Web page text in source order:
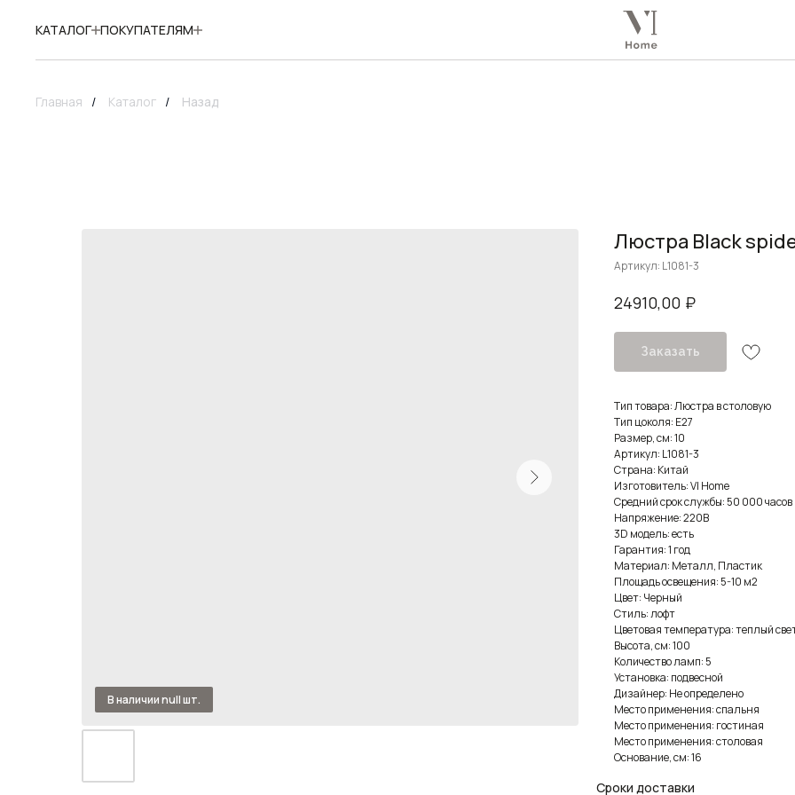
КАТАЛОГ ПОКУПАТЕЛЯМ
Главная / Каталог / Назад
Люстра Black
Артикул: L1081-3
24910,00 ₽
Заказать
Тип товара: Люстра в столовую
Тип цоколя: E27
Размер, см: 10
Артикул: L1081-3
Страна: Китай
Изготовитель: VI Home
Средний срок службы: 50 000 часов
Напряжение: 220В
3D модель: есть
Гарантия: 1 год
Материал: Металл, Пластик
Площадь освещения: 5-10 м2
Цвет: Черный
Стиль: лофт
Цветовая температура: теплый
Высота, см: 100
Количество ламп: 5
Установка: подвесной
Дизайнер: Не определено
Место применения: спальня
Место применения: гостиная
Место применения: столовая
Основание, см: 16
Сроки доставки